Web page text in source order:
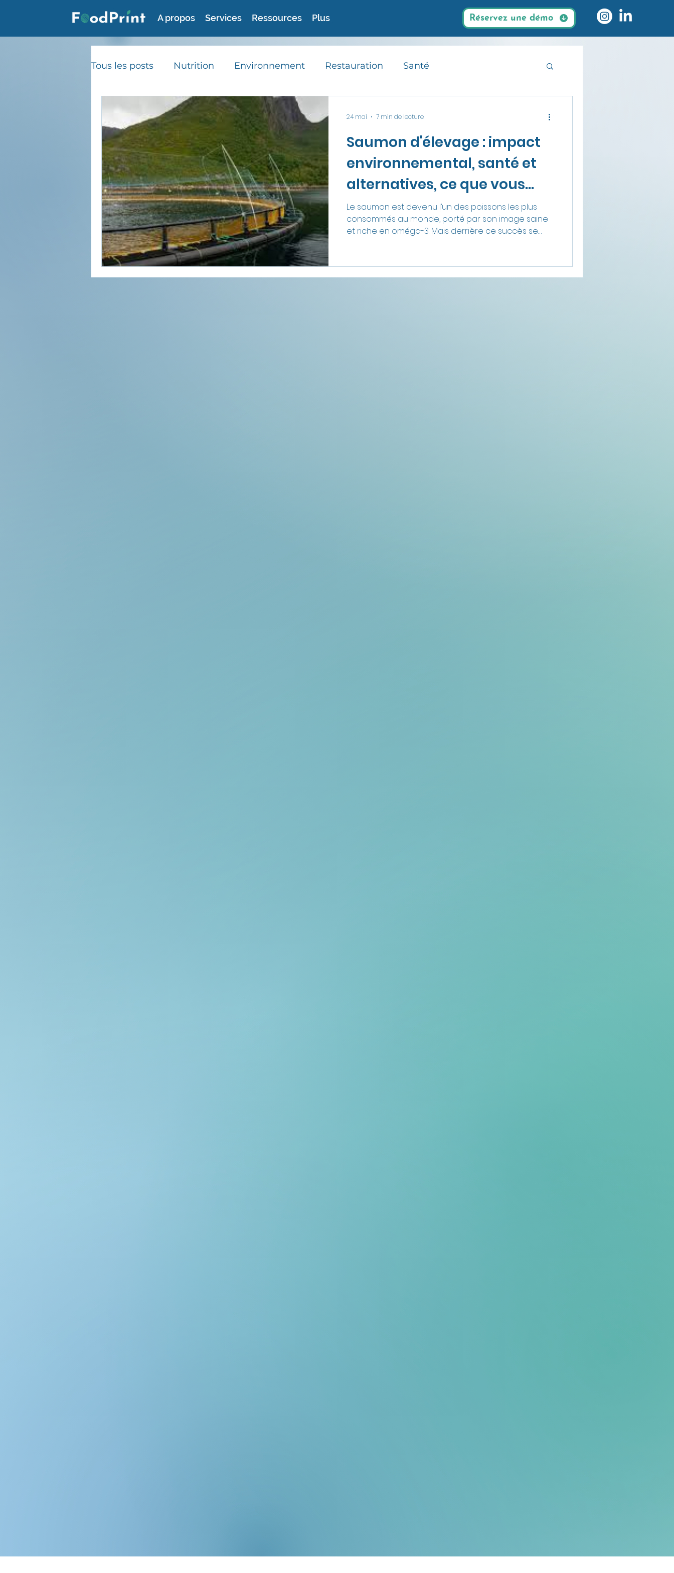
A propos Services Ressources Plus Réservez une démo
Tous les posts Nutrition Environnement Restauration Santé
Consommation durable RSE Avis d'experts
Gaspillage alimentaire Actualités
Saumon d'élevage : impact
environnemental, santé et
alternatives, ce que vous
devez savoir
Le saumon est devenu l’un des poissons les plus
consommés au monde, porté par son image saine
et riche en oméga-3. Mais derrière ce succès se
surpêche et pression sur les écosystèmes
océaniques. Découvrez les impacts réels du
24 mai 7 min de lecture